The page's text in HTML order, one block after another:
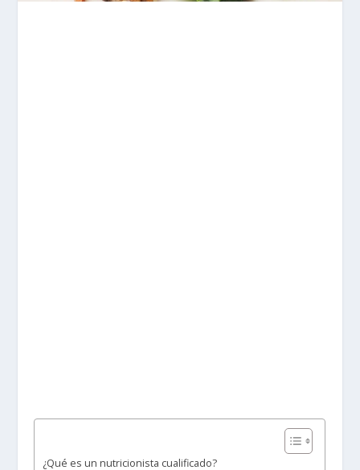
¿Qué es un nutricionista cualificado?